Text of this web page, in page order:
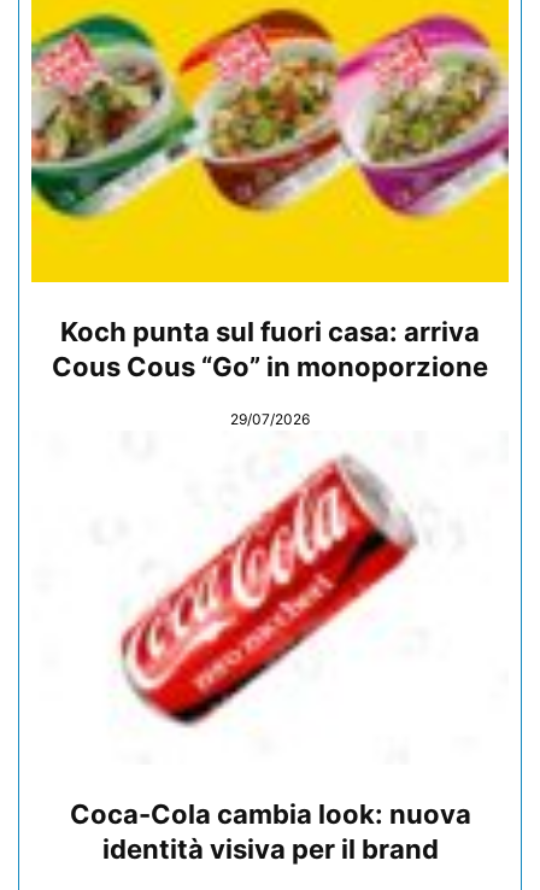
Koch punta sul fuori casa: arriva
Cous Cous “Go” in monoporzione
29/07/2026
Coca-Cola cambia look: nuova
identità visiva per il brand